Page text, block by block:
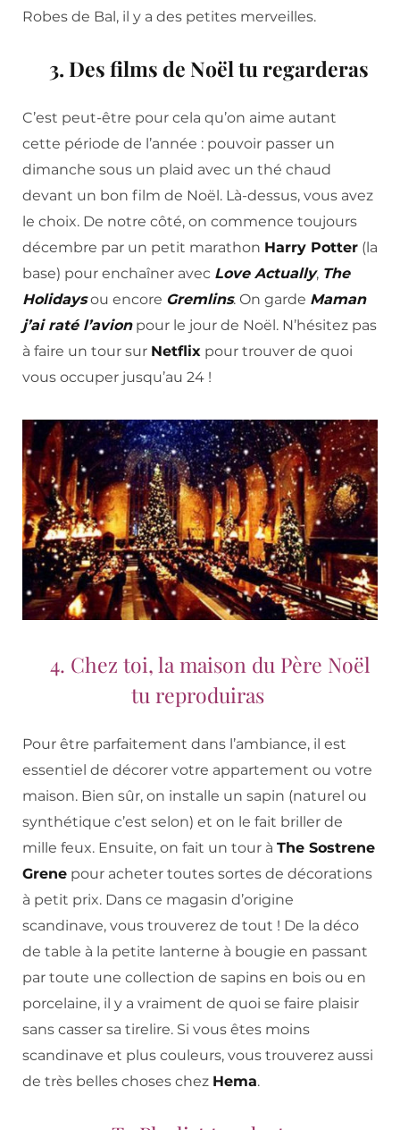
Robes de Bal, il y a des petites merveilles.
3. Des films de Noël tu regarderas
C’est peut-être pour cela qu’on aime autant
cette période de l’année : pouvoir passer un
dimanche sous un plaid avec un thé chaud
devant un bon film de Noël. Là-dessus, vous avez
le choix. De notre côté, on commence toujours
décembre par un petit marathon Harry Potter (la
base) pour enchaîner avec Love Actually, The
Holidaysou encore Gremlins. On garde Maman
j’ai raté l’avionpour le jour de Noël. N’hésitez pas
à faire un tour sur Netflix pour trouver de quoi
vous occuper jusqu’au 24 !
4. Chez toi, la maison du Père Noël
tu reproduiras
Pour être parfaitement dans l’ambiance, il est
essentiel de décorer votre appartement ou votre
maison. Bien sûr, on installe un sapin (naturel ou
synthétique c’est selon) et on le fait briller de
mille feux. Ensuite, on fait un tour à The Sostrene
Grene pour acheter toutes sortes de décorations
à petit prix. Dans ce magasin d’origine
scandinave, vous trouverez de tout ! De la déco
de table à la petite lanterne à bougie en passant
par toute une collection de sapins en bois ou en
porcelaine, il y a vraiment de quoi se faire plaisir
sans casser sa tirelire. Si vous êtes moins
scandinave et plus couleurs, vous trouverez aussi
de très belles choses chez Hema.